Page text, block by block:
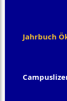
Jahrbuch